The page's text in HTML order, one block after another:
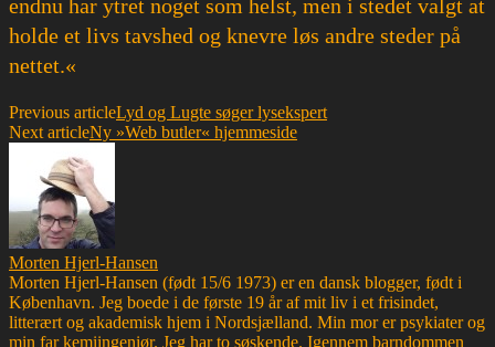
endnu har ytret noget som helst, men i stedet valgt at
holde et livs tavshed og knevre løs andre steder på
nettet.«
Previous articleLyd og Lugte søger lysekspert
Next articleNy »Web butler« hjemmeside
Morten Hjerl-Hansen
Morten Hjerl-Hansen (født 15/6 1973) er en dansk blogger, født i
København. Jeg boede i de første 19 år af mit liv i et frisindet,
litterært og akademisk hjem i Nordsjælland. Min mor er psykiater og
min far kemiingeniør. Jeg har to søskende. Igennem barndommen